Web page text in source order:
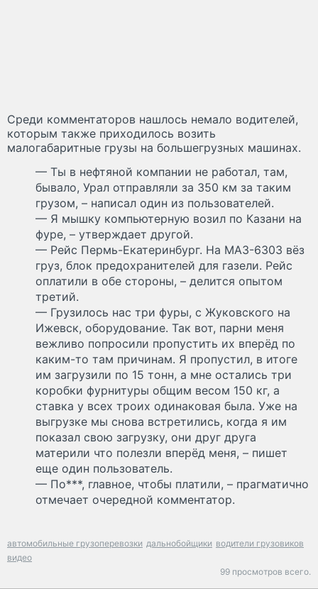
Среди комментаторов нашлось немало водителей,
которым также приходилось возить
малогабаритные грузы на большегрузных машинах.
— Ты в нефтяной компании не работал, там,
бывало, Урал отправляли за 350 км за таким
грузом, – написал один из пользователей.
— Я мышку компьютерную возил по Казани на
фуре, – утверждает другой.
— Рейс Пермь-Екатеринбург. На МАЗ-6303 вёз
груз, блок предохранителей для газели. Рейс
оплатили в обе стороны, – делится опытом
третий.
— Грузилось нас три фуры, с Жуковского на
Ижевск, оборудование. Так вот, парни меня
вежливо попросили пропустить их вперёд по
каким-то там причинам. Я пропустил, в итоге
им загрузили по 15 тонн, а мне остались три
коробки фурнитуры общим весом 150 кг, а
ставка у всех троих одинаковая была. Уже на
выгрузке мы снова встретились, когда я им
показал свою загрузку, они друг друга
материли что полезли вперёд меня, – пишет
еще один пользователь.
— По***, главное, чтобы платили, – прагматично
отмечает очередной комментатор.
автомобильные грузоперевозки дальнобойщики водители грузовиков
видео
99 просмотров всего.